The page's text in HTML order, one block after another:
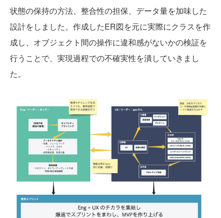
状態の保持の方法、整合性の担保、データ量を加味した
設計をしました。作成したER図を元に実際にクラスを作
成し、オブジェクト間の操作に違和感がないかの検証を
行うことで、実現過程での不確実性を潰していきまし
た。